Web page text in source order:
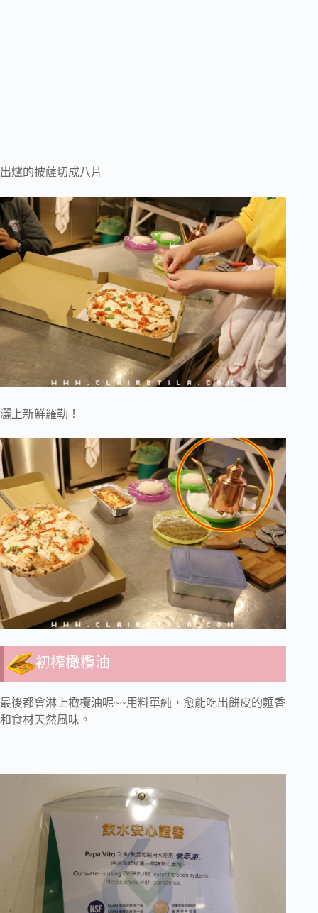
出爐的披薩切成八片
灑上新鮮羅勒！
初榨橄欖油
最後都會淋上橄欖油呢~~用料單純，愈能吃出餅皮的麵香
和食材天然風味。